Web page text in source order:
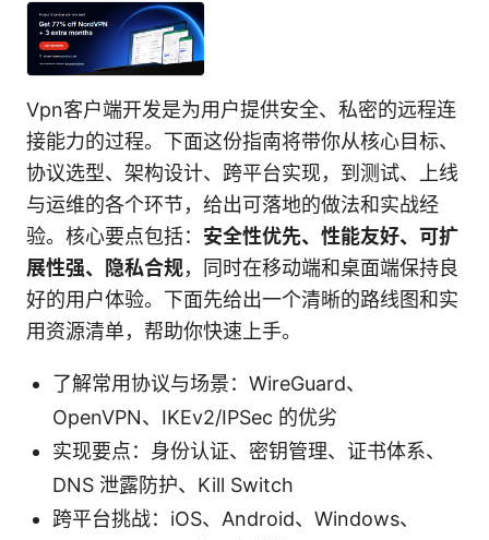
Vpn客户端开发是为用户提供安全、私密的远程连
接能力的过程。下面这份指南将带你从核心目标、
协议选型、架构设计、跨平台实现，到测试、上线
与运维的各个环节，给出可落地的做法和实战经
验。核心要点包括： 安全性优先、性能友好、可扩
展性强、隐私合规，同时在移动端和桌面端保持良
好的用户体验。下面先给出一个清晰的路线图和实
用资源清单，帮助你快速上手。
了解常用协议与场景：WireGuard、
OpenVPN、IKEv2/IPSec 的优劣
实现要点：身份认证、密钥管理、证书体系、
DNS 泄露防护、Kill Switch
跨平台挑战：iOS、Android、Windows、